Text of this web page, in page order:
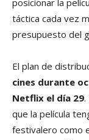
posicionar la
táctica cada vez
presupuesto del
El plan de
cines durante
Netflix el día 29.
que la película
festivalero como